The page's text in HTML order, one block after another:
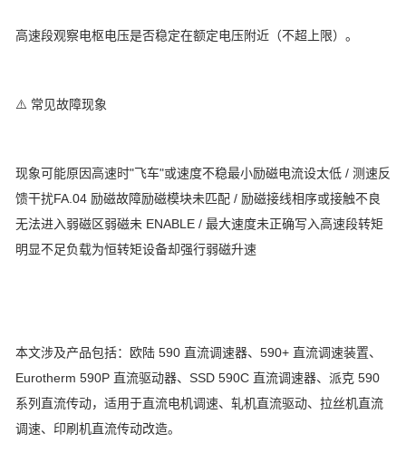
高速段观察电枢电压是否稳定在额定电压附近（不超上限）。
⚠️ 常见故障现象
现象可能原因高速时"飞车"或速度不稳最小励磁电流设太低 / 测速反
馈干扰FA.04 励磁故障励磁模块未匹配 / 励磁接线相序或接触不良
无法进入弱磁区弱磁未 ENABLE / 最大速度未正确写入高速段转矩
明显不足负载为恒转矩设备却强行弱磁升速
本文涉及产品包括：欧陆 590 直流调速器、590+ 直流调速装置、
Eurotherm 590P 直流驱动器、SSD 590C 直流调速器、派克 590
系列直流传动，适用于直流电机调速、轧机直流驱动、拉丝机直流
调速、印刷机直流传动改造。